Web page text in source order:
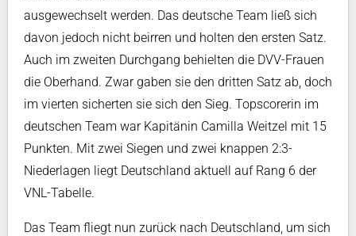
ausgewechselt werden. Das deutsche Team ließ sich
davon jedoch nicht beirren und holten den ersten Satz.
Auch im zweiten Durchgang behielten die DVV-Frauen
die Oberhand. Zwar gaben sie den dritten Satz ab, doch
im vierten sicherten sie sich den Sieg. Topscorerin im
deutschen Team war Kapitänin Camilla Weitzel mit 15
Punkten. Mit zwei Siegen und zwei knappen 2:3-
Niederlagen liegt Deutschland aktuell auf Rang 6 der
VNL-Tabelle.
Das Team fliegt nun zurück nach Deutschland, um sich